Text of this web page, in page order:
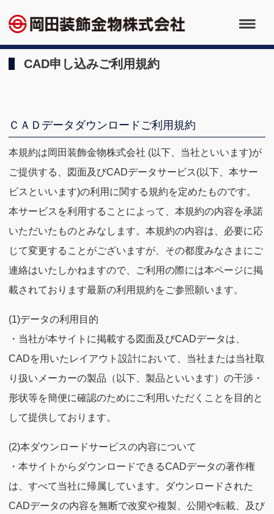
CAD申し込みご利用規約
ＣＡＤデータダウンロードご利用規約
本規約は岡田装飾金物株式会社 (以下、当社といいます)が
ご提供する、図面及びCADデータサービス(以下、本サー
ビスといいます)の利用に関する規約を定めたものです。
本サービスを利用することによって、本規約の内容を承諾
いただいたものとみなします。本規約の内容は、必要に応
じて変更することがございますが、その都度みなさまにご
連絡はいたしかねますので、ご利用の際には本ページに掲
載されております最新の利用規約をご参照願います。
(1)データの利用目的
・当社が本サイトに掲載する図面及びCADデータは、
CADを用いたレイアウト設計において、当社または当社取
り扱いメーカーの製品（以下、製品といいます）の干渉・
形状等を簡便に確認のためにご利用いただくことを目的と
して提供しております。
(2)本ダウンロードサービスの内容について
・本サイトからダウンロードできるCADデータの著作権
は、すべて当社に帰属しています。ダウンロードされた
CADデータの内容を無断で改変や複製、公開や転載、及び